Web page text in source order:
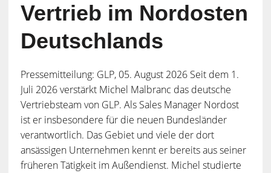
Vertrieb im Nordosten
Deutschlands
Pressemitteilung: GLP, 05. August 2026 Seit dem 1.
Juli 2026 verstärkt Michel Malbranc das deutsche
Vertriebsteam von GLP. Als Sales Manager Nordost
ist er insbesondere für die neuen Bundesländer
verantwortlich. Das Gebiet und viele der dort
ansässigen Unternehmen kennt er bereits aus seiner
früheren Tätigkeit im Außendienst. Michel studierte